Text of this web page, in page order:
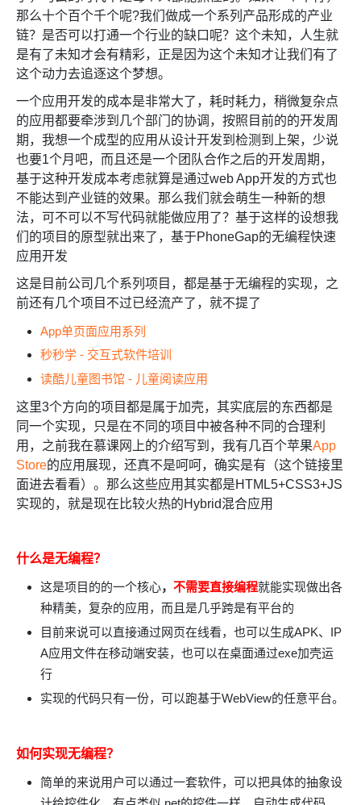
那么十个百个千个呢?我们做成一个系列产品形成的产业
链？是否可以打通一个行业的缺口呢？这个未知，人生就
是有了未知才会有精彩，正是因为这个未知才让我们有了
这个动力去追逐这个梦想。
一个应用开发的成本是非常大了，耗时耗力，稍微复杂点
的应用都要牵涉到几个部门的协调，按照目前的的开发周
期，我想一个成型的应用从设计开发到检测到上架，少说
也要1个月吧，而且还是一个团队合作之后的开发周期，
基于这种开发成本考虑就算是通过web App开发的方式也
不能达到产业链的效果。那么我们就会萌生一种新的想
法，可不可以不写代码就能做应用了？基于这样的设想我
们的项目的原型就出来了， 基于PhoneGap的无编程快速
应用开发
这是目前公司几个系列项目，都是基于无编程的实现，之
前还有几个项目不过已经流产了，就不提了
App单页面应用系列
秒秒学 - 交互式软件培训
读酷儿童图书馆 - 儿童阅读应用
这里3个方向的项目都是属于加壳，其实底层的东西都是
同一个实现，只是在不同的项目中被各种不同的合理利
用，之前我在慕课网上的介绍写到，我有几百个苹果App
Store的应用展现，还真不是呵呵，确实是有（这个链接里
面进去看看）。那么这些应用其实都是HTML5+CSS3+JS
实现的，就是现在比较火热的Hybrid混合应用
什么是无编程？
这是项目的的一个核心， 不需要直接编程就能实现做出各
种精美，复杂的应用 ，而且是几乎跨是有平台的
目前来说可以直接通过网页在线看，也可以生成APK、IP
A应用文件在移动端安装，也可以在桌面通过exe加壳运
行
实现的代码只有一份，可以跑基于WebView的任意平台。
如何实现无编程？
简单的来说用户可以通过一套软件，可以把具体的抽象设